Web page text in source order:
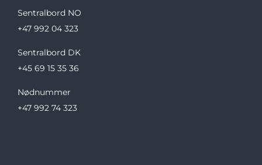
Sentralbord NO
+47 992 04 323
Sentralbord DK
+45 69 15 35 36
Nødnummer
+47 992 74 323